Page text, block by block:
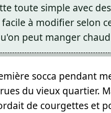
toute simple avec
facile à modifier selon
peut manger
socca pendant
du vieux quartier.
de courgettes et